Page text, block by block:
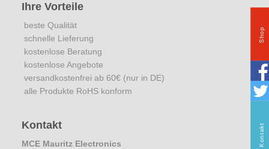
Ihre Vorteile
beste Qualität
schnelle Lieferung
kostenlose Beratung
kostenlose Angebote
versandkostenfrei ab 60€ (nur in DE)
alle Produkte RoHS konform
Kontakt
MCE Mauritz Electronics
Shop
Kontakt